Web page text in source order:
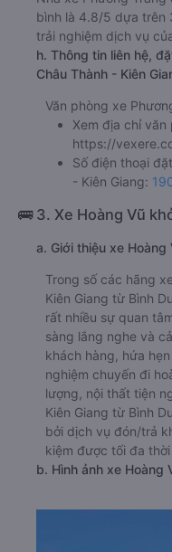
bình là 4.8/5 dựa trên
trải nghiệm dịch vụ
h. Thông tin liên hệ,
Châu Thành - Kiên
Văn phòng xe
Xem địa chỉ văn
https://
Số điện thoại
- Kiên Giang:
🚌 3. Xe Hoàng Vũ
a. Giới thiệu xe Hoàng
Trong số các hãng
Kiên Giang từ Bình
rất nhiều sự quan
sàng lắng nghe và
khách hàng, hứa
nghiệm chuyến đi
lượng, nội thất tiện
Kiên Giang từ Bình
bởi dịch vụ đón/trả
kiệm được tối đa
b. Hình ảnh xe Hoàng